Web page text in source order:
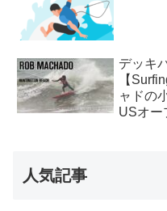
デッキ
【
ャドの
USオー
人気記事